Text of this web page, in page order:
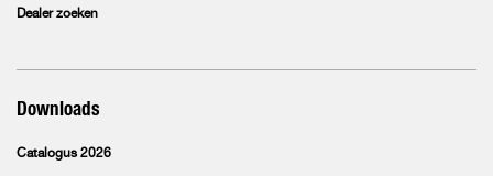
Dealer zoeken
Downloads
Catalogus 2026